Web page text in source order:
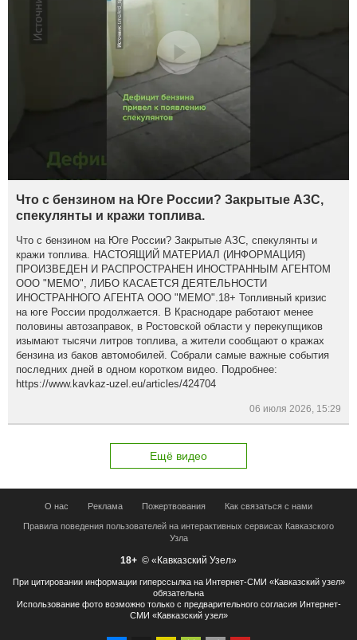
Что с бензином на Юге России? Закрытые АЗС,
спекулянты и кражи топлива.
Что с бензином на Юге России? Закрытые АЗС, спекулянты и
кражи топлива. НАСТОЯЩИЙ МАТЕРИАЛ (ИНФОРМАЦИЯ)
ПРОИЗВЕДЕН И РАСПРОСТРАНЕН ИНОСТРАННЫМ АГЕНТОМ
ООО "МЕМО", ЛИБО КАСАЕТСЯ ДЕЯТЕЛЬНОСТИ
ИНОСТРАННОГО АГЕНТА ООО "МЕМО".18+ Топливный кризис
на юге России продолжается. В Краснодаре работают менее
половины автозаправок, в Ростовской области у перекупщиков
изымают тысячи литров топлива, а жители сообщают о кражах
бензина из баков автомобилей. Собрали самые важные события
последних дней в одном коротком видео. Подробнее:
https://www.kavkaz-uzel.eu/articles/424704
06 июля 2026, 15:29
Ещё видео
О нас Реклама Пожертвования Как связаться с нами
Правила поведения пользователей на интерактивных сервисах Кавказского
Узла
18+ © «Кавказский Узел»
При цитировании информации гиперссылка на Интернет-СМИ «Кавказский узел»
обязательна
Использование фото возможно только с предварительного согласия Интернет-
СМИ «Кавказский узел»